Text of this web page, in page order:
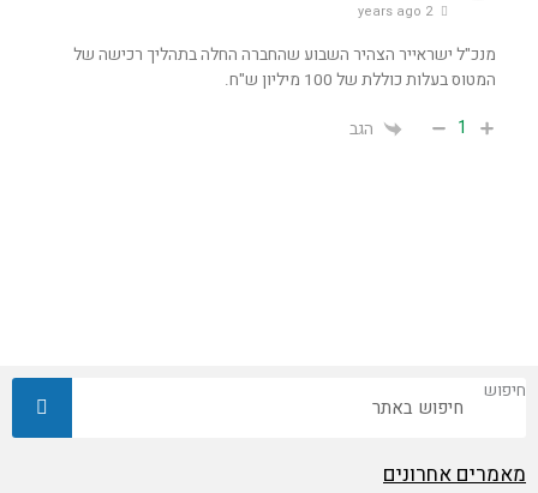
2 years ago
מנכ"ל ישראייר הצהיר השבוע שהחברה החלה בתהליך רכישה של
המטוס בעלות כוללת של 100 מיליון ש"ח.
1 הגב
חיפוש
מאמרים אחרונים